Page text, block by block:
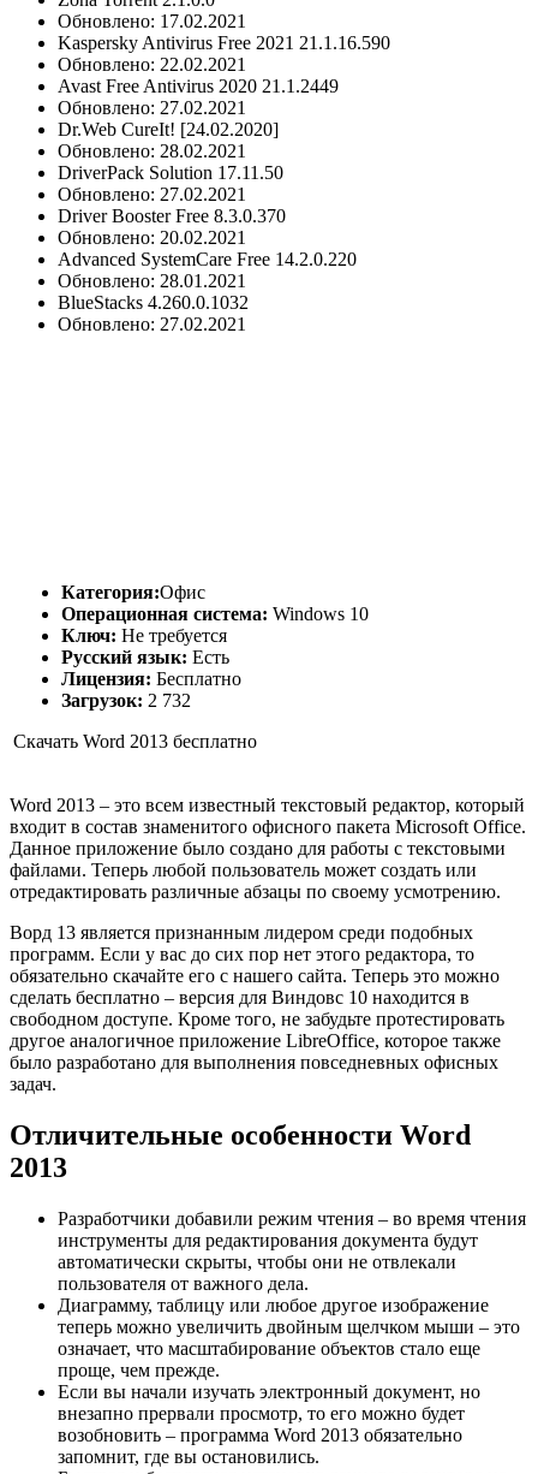
Обновлено: 17.02.2021
Kaspersky Antivirus Free 2021 21.1.16.590
Обновлено: 22.02.2021
Avast Free Antivirus 2020 21.1.2449
Обновлено: 27.02.2021
Dr.Web CureIt! [24.02.2020]
Обновлено: 28.02.2021
DriverPack Solution 17.11.50
Обновлено: 27.02.2021
Driver Booster Free 8.3.0.370
Обновлено: 20.02.2021
Advanced SystemCare Free 14.2.0.220
Обновлено: 28.01.2021
BlueStacks 4.260.0.1032
Обновлено: 27.02.2021
Категория:Офис
Операционная система: Windows 10
Ключ: Не требуется
Русский язык: Есть
Лицензия: Бесплатно
Загрузок: 2 732
Скачать Word 2013 бесплатно
Word 2013 – это всем известный текстовый редактор, который
входит в состав знаменитого офисного пакета Microsoft Office.
Данное приложение было создано для работы с текстовыми
файлами. Теперь любой пользователь может создать или
отредактировать различные абзацы по своему усмотрению.
Ворд 13 является признанным лидером среди подобных
программ. Если у вас до сих пор нет этого редактора, то
обязательно скачайте его с нашего сайта. Теперь это можно
сделать бесплатно – версия для Виндовс 10 находится в
свободном доступе. Кроме того, не забудьте протестировать
другое аналогичное приложение LibreOffice, которое также
было разработано для выполнения повседневных офисных
задач.
Отличительные особенности Word
2013
Разработчики добавили режим чтения – во время чтения
инструменты для редактирования документа будут
автоматически скрыты, чтобы они не отвлекали
пользователя от важного дела.
Диаграмму, таблицу или любое другое изображение
теперь можно увеличить двойным щелчком мыши – это
означает, что масштабирование объектов стало еще
проще, чем прежде.
Если вы начали изучать электронный документ, но
внезапно прервали просмотр, то его можно будет
возобновить – программа Word 2013 обязательно
запомнит, где вы остановились.